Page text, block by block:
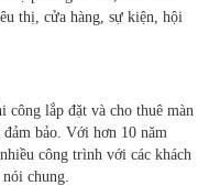
thị, cửa hàng, sự kiện, hội
công lắp đặt và cho thuê màn
bảo. Với hơn 10 năm
công trình với các khách
chung.